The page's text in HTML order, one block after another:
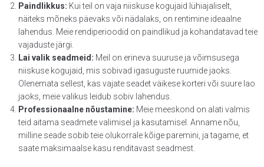
Paindlikkus: Kui teil on vaja niiskuse kogujaid lühiajaliselt,
näiteks mõneks päevaks või nädalaks, on rentimine ideaalne
lahendus. Meie rendiperioodid on paindlikud ja kohandatavad teie
vajaduste järgi.
Lai valik seadmeid: Meil on erineva suuruse ja võimsusega
niiskuse kogujaid, mis sobivad igasuguste ruumide jaoks.
Olenemata sellest, kas vajate seadet väikese korteri või suure lao
jaoks, meie valikus leidub sobiv lahendus.
Professionaalne nõustamine: Meie meeskond on alati valmis
teid aitama seadmete valimisel ja kasutamisel. Anname nõu,
milline seade sobib teie olukorrale kõige paremini, ja tagame, et
saate maksimaalse kasu renditavast seadmest.